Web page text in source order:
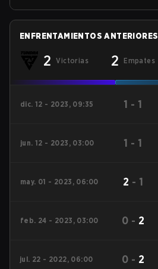
ENFRENTAMIENTOS ANTERIORES
2 Victorias 2 Empates
dic. 12 - 2023, 09:35 1 - 1
jun. 12 - 2023, 03:00 1 - 1
may. 01 - 2023, 06:00 2 - 1
feb. 24 - 2023, 03:00 0 - 2
jul. 22 - 2022, 06:00 0 - 2